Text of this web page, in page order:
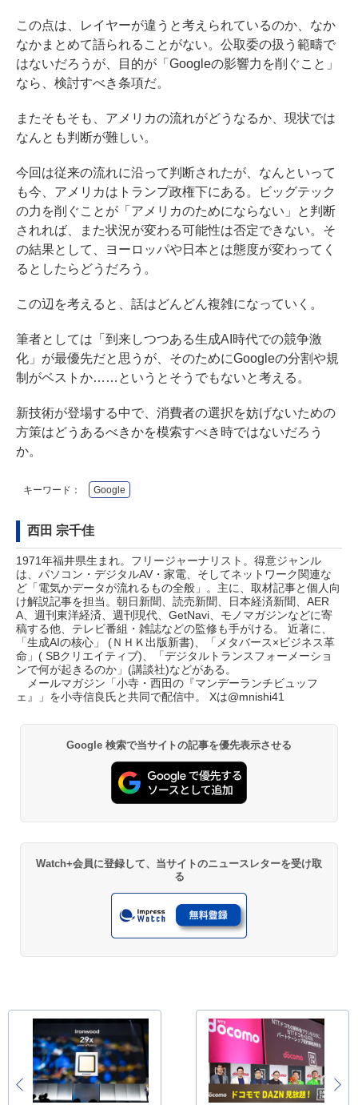
この点は、レイヤーが違うと考えられているのか、なか
なかまとめて語られることがない。公取委の扱う範疇で
はないだろうが、目的が「Googleの影響力を削ぐこと」
なら、検討すべき条項だ。
またそもそも、アメリカの流れがどうなるか、現状では
なんとも判断が難しい。
今回は従来の流れに沿って判断されたが、なんといって
も今、アメリカはトランプ政権下にある。ビッグテック
の力を削ぐことが「アメリカのためにならない」と判断
されれば、また状況が変わる可能性は否定できない。そ
の結果として、ヨーロッパや日本とは態度が変わってく
るとしたらどうだろう。
この辺を考えると、話はどんどん複雑になっていく。
筆者としては「到来しつつある生成AI時代での競争激
化」が最優先だと思うが、そのためにGoogleの分割や規
制がベストか……というとそうでもないと考える。
新技術が登場する中で、消費者の選択を妨げないための
方策はどうあるべきかを模索すべき時ではないだろう
か。
キーワード： Google
西田 宗千佳
1971年福井県生まれ。フリージャーナリスト。得意ジャンル
は、パソコン・デジタルAV・家電、そしてネットワーク関連な
ど「電気かデータが流れるもの全般」。主に、取材記事と個人向
け解説記事を担当。朝日新聞、読売新聞、日本経済新聞、AER
A、週刊東洋経済、週刊現代、GetNavi、モノマガジンなどに寄
稿する他、テレビ番組・雑誌などの監修も手がける。 近著に、
「生成AIの核心」 (ＮＨＫ出版新書)、「メタバース×ビジネス革
命」( SBクリエイティブ)、「デジタルトランスフォーメーショ
ンで何が起きるのか」(講談社)などがある。
メールマガジン「小寺・西田の『マンデーランチビュッフ
ェ』
」を小寺信良氏と共同で配信中。 Xは@mnishi41
Google 検索で当サイトの記事を優先表示させる
Watch+会員に登録して、当サイトのニュースレターを受け取
る